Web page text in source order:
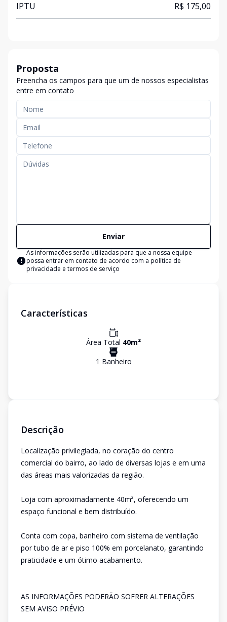
IPTU R$ 175,00
Proposta
Preencha os campos para que um de nossos especialistas
entre em contato
Enviar
As informações serão utilizadas para que a nossa equipe
possa entrar em contato de acordo com a política de
privacidade e termos de serviço
Características
Área Total 40m²
1 Banheiro
Descrição
Localização privilegiada, no coração do centro
comercial do bairro, ao lado de diversas lojas e em uma
das áreas mais valorizadas da região.
Loja com aproximadamente 40m², oferecendo um
espaço funcional e bem distribuído.
Conta com copa, banheiro com sistema de ventilação
por tubo de ar e piso 100% em porcelanato, garantindo
praticidade e um ótimo acabamento.
AS INFORMAÇÕES PODERÃO SOFRER ALTERAÇÕES
SEM AVISO PRÉVIO